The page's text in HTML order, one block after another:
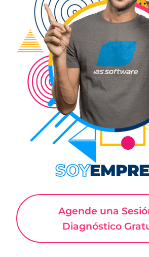
Aseguramiento de Calidad (QA)
Términos de Uso
SOY
Agende una
Diagnóstico